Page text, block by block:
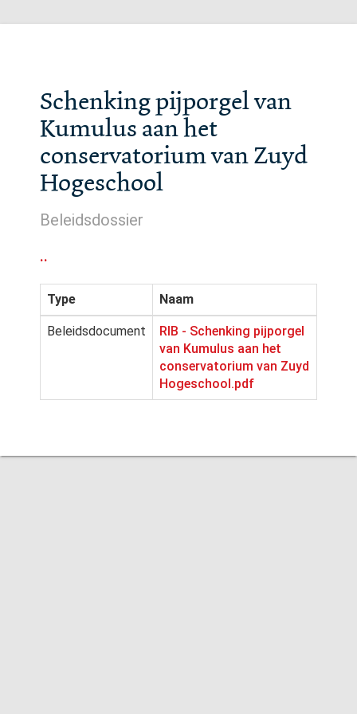
Schenking pijporgel van
Kumulus aan het
conservatorium van Zuyd
Hogeschool
Beleidsdossier
..
Type Naam
Beleidsdocument
RIB - Schenking pijporgel
van Kumulus aan het
conservatorium van Zuyd
Hogeschool.pdf